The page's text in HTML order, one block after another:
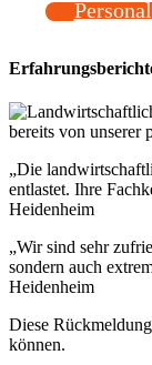
bereits von unserer
„Die
entlastet. Ihre
Heidenheim
„Wir sind sehr
sondern auch
Heidenheim
Diese
können.